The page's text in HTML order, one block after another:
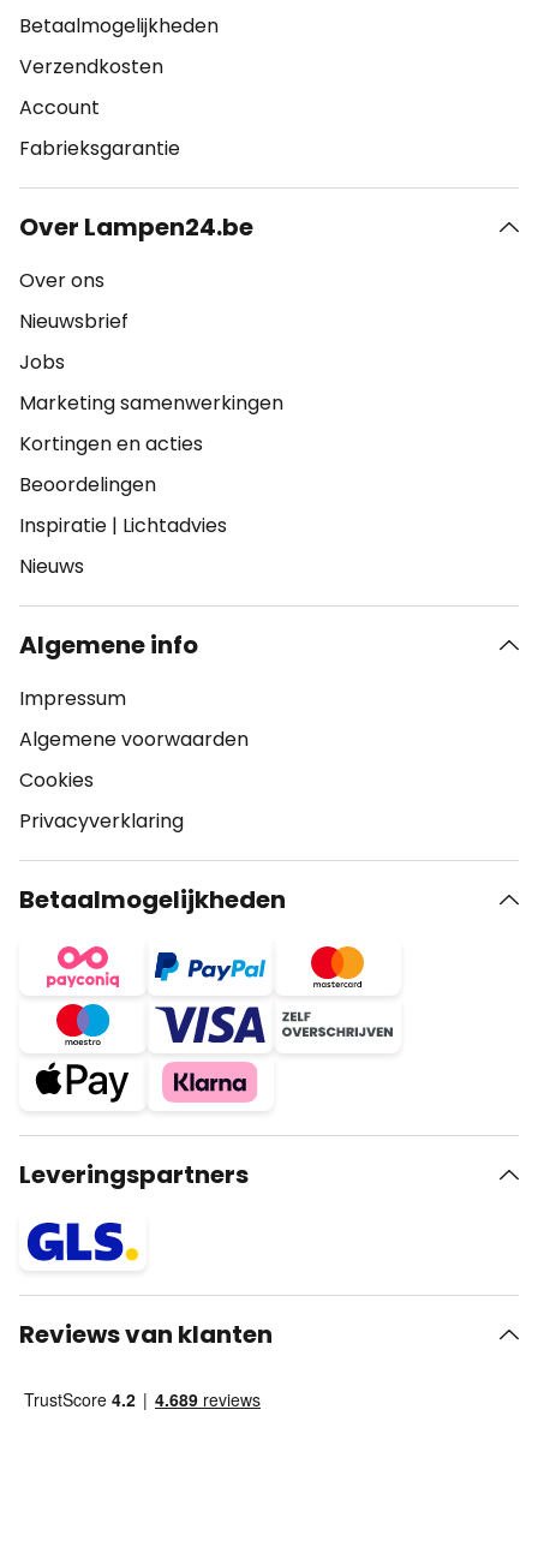
Betaalmogelijkheden
Verzendkosten
Account
Fabrieksgarantie
Over Lampen24.be
Over ons
Nieuwsbrief
Jobs
Marketing samenwerkingen
Kortingen en acties
Beoordelingen
Inspiratie | Lichtadvies
Nieuws
Algemene info
Impressum
Algemene voorwaarden
Cookies
Privacyverklaring
Betaalmogelijkheden
Leveringspartners
Reviews van klanten